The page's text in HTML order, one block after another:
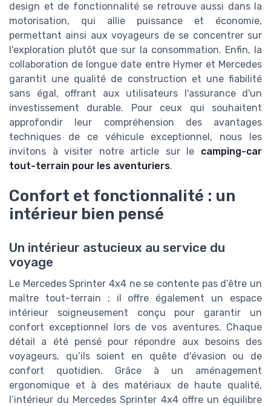
design et de fonctionnalité se retrouve aussi dans la
motorisation, qui allie puissance et économie,
permettant ainsi aux voyageurs de se concentrer sur
l'exploration plutôt que sur la consommation. Enfin, la
collaboration de longue date entre Hymer et Mercedes
garantit une qualité de construction et une fiabilité
sans égal, offrant aux utilisateurs l'assurance d'un
investissement durable. Pour ceux qui souhaitent
approfondir leur compréhension des avantages
techniques de ce véhicule exceptionnel, nous les
invitons à visiter notre article sur le camping-car
tout-terrain pour les aventuriers.
Confort et fonctionnalité : un
intérieur bien pensé
Un intérieur astucieux au service du
voyage
Le Mercedes Sprinter 4x4 ne se contente pas d’être un
maître tout-terrain ; il offre également un espace
intérieur soigneusement conçu pour garantir un
confort exceptionnel lors de vos aventures. Chaque
détail a été pensé pour répondre aux besoins des
voyageurs, qu’ils soient en quête d'évasion ou de
confort quotidien. Grâce à un aménagement
ergonomique et à des matériaux de haute qualité,
l’intérieur du Mercedes Sprinter 4x4 offre un équilibre